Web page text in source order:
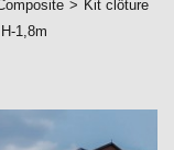
> Kit clôture
1,8m